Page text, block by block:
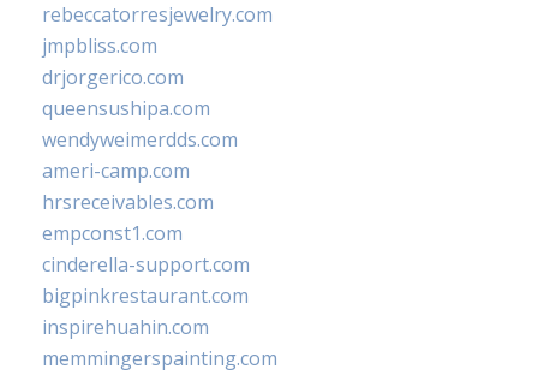
rebeccatorresjewelry.com
jmpbliss.com
drjorgerico.com
queensushipa.com
wendyweimerdds.com
ameri-camp.com
hrsreceivables.com
empconst1.com
cinderella-support.com
bigpinkrestaurant.com
inspirehuahin.com
memmingerspainting.com